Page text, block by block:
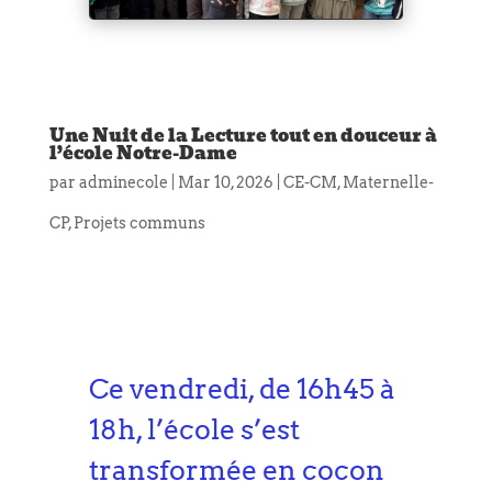
Une Nuit de la Lecture tout en douceur à
l’école Notre-Dame
par adminecole Mar 10, 2026 CE-CM,Maternelle-
CP,Projets communs
Ce vendredi, de 16h45 à
18h, l’école s’est
transformée en cocon